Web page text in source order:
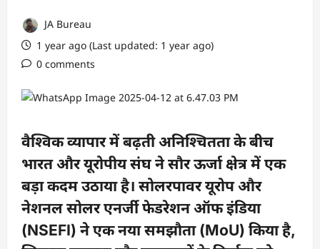
JA Bureau
1 year ago (Last updated: 1 year ago)
0 comments
वैश्विक व्यापार में बढ़ती अनिश्चितता के बीच
भारत और यूरोपीय संघ ने सौर ऊर्जा क्षेत्र में एक
बड़ा कदम उठाया है। सोलरपावर यूरोप और
नेशनल सोलर एनर्जी फेडरेशन ऑफ इंडिया
(NSEFI) ने एक नया समझौता (MoU) किया है,